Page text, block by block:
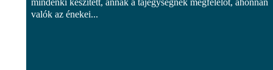
valók az énekei...